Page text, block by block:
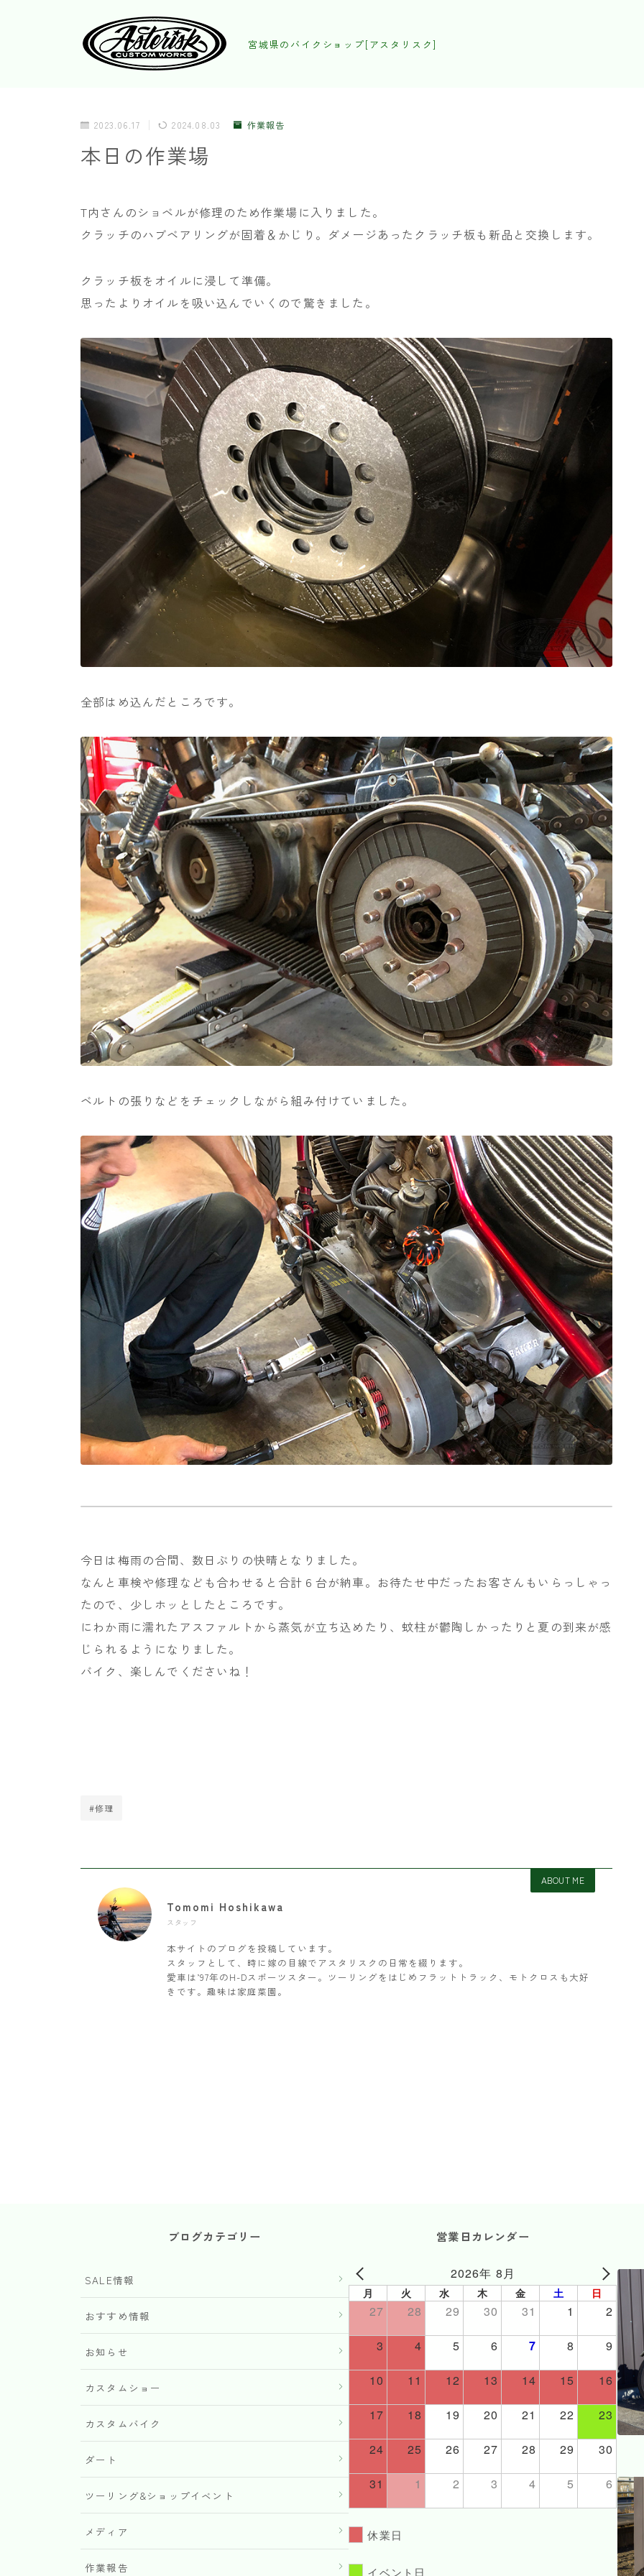
宮城県のバイクショップ[アスタリスク]
2023.06.17 2024.08.03 作業報告
本日の作業場
T内さんのショベルが修理のため作業場に入りました。
クラッチのハブベアリングが固着＆かじり。ダメージあったクラッチ板も新品と交換します。
クラッチ板をオイルに浸して準備。
思ったよりオイルを吸い込んでいくので驚きました。
全部はめ込んだところです。
ベルトの張りなどをチェックしながら組み付けていました。
今日は梅雨の合間、数日ぶりの快晴となりました。
なんと車検や修理なども合わせると合計６台が納車。お待たせ中だったお客さんもいらっしゃっ
たので、少しホッとしたところです。
にわか雨に濡れたアスファルトから蒸気が立ち込めたり、蚊柱が鬱陶しかったりと夏の到来が感
じられるようになりました。
バイク、楽しんでくださいね！
#修理
ABOUT ME
Tomomi Hoshikawa
スタッフ
本サイトのブログを投稿しています。
スタッフとして、時に嫁の目線でアスタリスクの日常を綴ります。
愛車は’97年のH-Dスポーツスター。ツーリングをはじめフラットトラック、モトクロスも大好
きです。趣味は家庭菜園。
ブログカテゴリー
SALE情報
おすすめ情報
お知らせ
カスタムショー
カスタムバイク
ダート
ツーリング&ショップイベント
メディア
作業報告
営業日カレンダー
2026年 8月
月 火 水 木 金 土 日
27 28 29 30 31 1 2
3 4 5 6 7 8 9
10 11 12 13 14 15 16
17 18 19 20 21 22 23
24 25 26 27 28 29 30
31 1 2 3 4 5 6
休業日
イベント日